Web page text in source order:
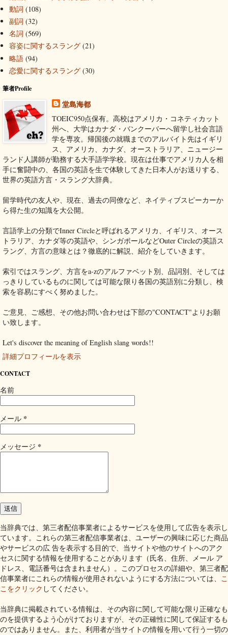
動詞 (108)
副詞 (32)
名詞 (569)
容姿に関するスラング (21)
略語 (94)
恋愛に関するスラング (30)
筆者Profile
堂島海都
TOEIC950点保有。高校はアメリカ・コネティカット
州へ、大学はカナダ・バンクーバーへ留学し社会言語
学を専攻。帰国後の就職までのアルバイト先はイギリ
ス、アメリカ、カナダ、オーストラリア、ニュージー
ランド人講師が勤務する大手語学学校。現在は仕事でアメリカ人を相
手に奮闘中の、各国の英語を生で体験してきた日本人がお送りする、
世界の英語方言・スラング大辞典。
留学時代の友人や、現在、過去の同僚など、ネイティブスピーカーか
ら得た生の知識を大公開。
言語学上の分類でInner Circleと呼ばれるアメリカ、イギリス、オース
トラリア、カナダ等の英語や、シンガポールなどOuter Circleの英語ス
ラング、方言の意味とは？徹底的に解説、紹介をしていきます。
索引ではスラング、方言をa-zのアルファベット別、品詞別、そしては
っきりしているものに関しては可能な限り各国の英語別に分類し、検
索を容易にすべく努めました。
ご意見、ご感想、その他お問い合わせは下部の"CONTACT"よりお願
い致します。
Let's discover the meaning of English slang words!!
詳細プロフィールを表示
CONTACT
名前
メール *
メッセージ *
当辞典では、第三者配信事業者によるサービスを使用して広告を表示し
ています。これらの第三者配信事業者は、ユーザーの興味に応じた商品
やサービスの広 告を表示する目的で、当サイトや他のサイトへのアク
セスに関する情報を使用することがあります（氏名、住所、メール ア
ドレス、電話番号は含まれません）。このプロセスの詳細や、第三者配
信事業者にこれらの情報が使用されないようにする方法については、
こ
こをクリック してください。
当辞典に掲載されている情報は、その内容に関して可能な限り正確なも
のを提供するよう心がけておりますが、その正確性に関して保証するも
のではありません。また、利用者が当サイトの情報を用いて行う一切の